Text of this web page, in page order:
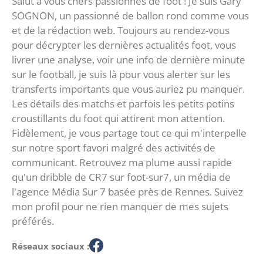
SOGNON, un passionné de ballon rond comme vous
et de la rédaction web. Toujours au rendez-vous
pour décrypter les dernières actualités foot, vous
livrer une analyse, voir une info de dernière minute
sur le football, je suis là pour vous alerter sur les
transferts importants que vous auriez pu manquer.
Les détails des matchs et parfois les petits potins
croustillants du foot qui attirent mon attention.
Fidèlement, je vous partage tout ce qui m'interpelle
sur notre sport favori malgré des activités de
communicant. Retrouvez ma plume aussi rapide
qu'un dribble de CR7 sur foot-sur7, un média de
l'agence Média Sur 7 basée près de Rennes. Suivez
mon profil pour ne rien manquer de mes sujets
préférés.
Réseaux sociaux :